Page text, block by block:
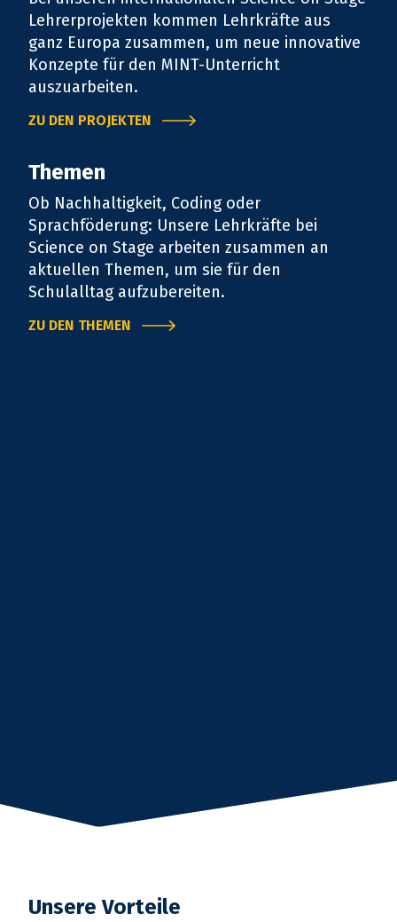
Lehrerprojekten kommen Lehrkräfte aus
ganz Europa zusammen, um neue innovative
Konzepte für den MINT-Unterricht
auszuarbeiten.
ZU DEN PROJEKTEN
Themen
Ob Nachhaltigkeit, Coding oder
Sprachföderung: Unsere Lehrkräfte bei
Science on Stage arbeiten zusammen an
aktuellen Themen, um sie für den
Schulalltag aufzubereiten.
ZU DEN THEMEN
Unsere Vorteile